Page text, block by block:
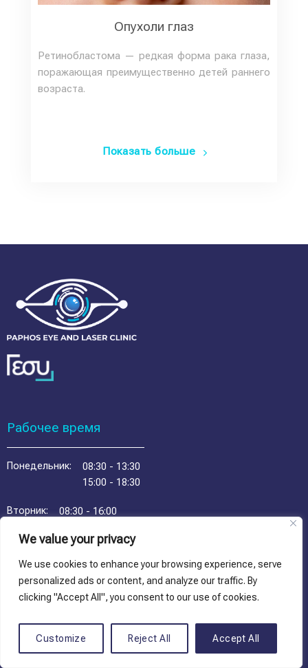
We value your privacy
We use cookies to enhance your browsing experience, serve
personalized ads or content, and analyze our traffic. By
clicking "Accept All", you consent to our use of cookies.
Customize Reject All Accept All
Опухоли глаз
Ретинобластома — редкая форма рака глаза,
поражающая преимущественно детей раннего
возраста.
Показать больше
Рабочее время
Понедельник:
08:30 - 13:30
15:00 - 18:30
Вторник: 08:30 - 16:00
Среда:
08:30 - 13:30
Четверг: 08:30 - 16:00
15:00 - 18:30
Суббота: 08:30 - 13:30